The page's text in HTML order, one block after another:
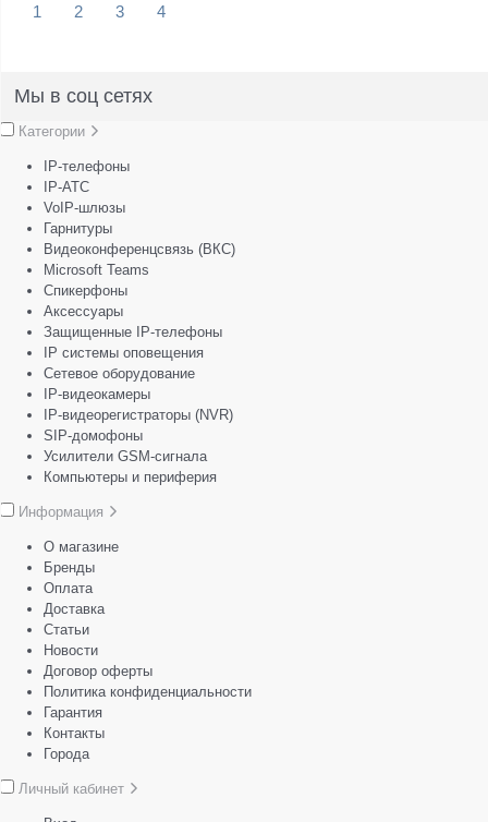
1 2 3 4
Мы в соц сетях
Категории
IP-телефоны
IP-АТС
VoIP-шлюзы
Гарнитуры
Видеоконференцсвязь (ВКС)
Microsoft Teams
Спикерфоны
Аксессуары
Защищенные IP-телефоны
IP системы оповещения
Сетевое оборудование
IP-видеокамеры
IP-видеорегистраторы (NVR)
SIP-домофоны
Усилители GSM-сигнала
Компьютеры и периферия
Информация
О магазине
Бренды
Оплата
Доставка
Статьи
Новости
Договор оферты
Политика конфиденциальности
Гарантия
Контакты
Города
Личный кабинет